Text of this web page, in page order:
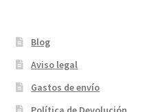
Blog
Aviso legal
Gastos de envío